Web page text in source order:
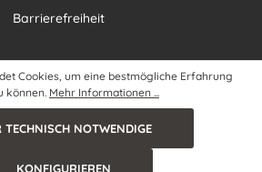
Barrierefreiheit
Cookies, um eine bestmögliche Erfahrung
können. Mehr Informationen ...
TECHNISCH NOTWENDIGE
KONFIGURIEREN